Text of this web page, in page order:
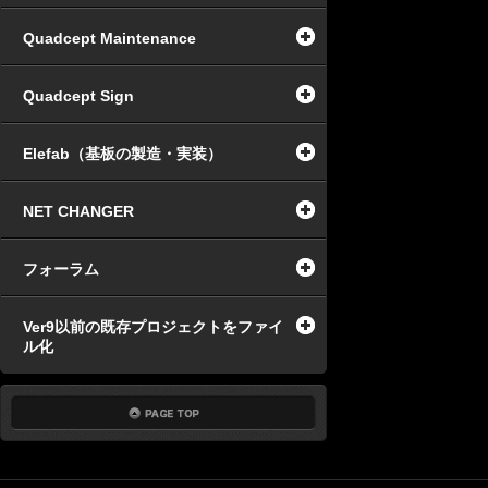
Quadcept Maintenance
Quadcept Sign
Elefab（基板の製造・実装）
NET CHANGER
フォーラム
Ver9以前の既存プロジェクトをファイ
ル化